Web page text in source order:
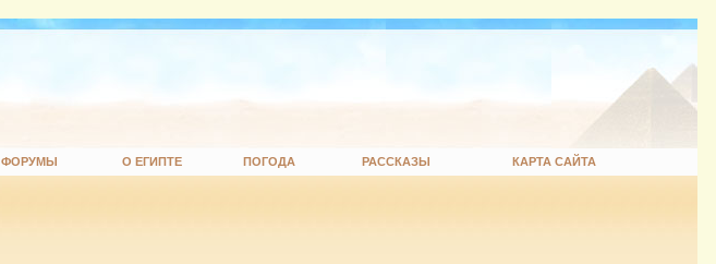
ФОРУМЫ О ЕГИПТЕ ПОГОДА РАССКАЗЫ КАРТА САЙТА